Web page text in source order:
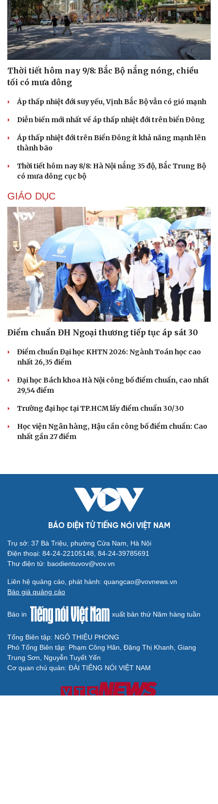
Cải chính
Thời tiết hôm nay 9/8: Bắc Bộ nắng nóng, chiều
tối có mưa dông
Áp thấp nhiệt đới suy yếu, Vịnh Bắc Bộ vẫn có gió mạnh
Diễn biến mới nhất về áp thấp nhiệt đới trên biển Đông
Áp thấp nhiệt đới trên Biển Đông ít khả năng mạnh lên
thành bão
Thời tiết hôm nay 8/8: Hà Nội nắng 35 độ, Bắc Trung Bộ
có mưa dông cục bộ
GIÁO DỤC
Điểm chuẩn ĐH Ngoại thương tiếp tục áp sát 30
Điểm chuẩn Đại học KHTN 2026: Ngành Toán học cao
nhất 26,35 điểm
Đại học Bách khoa Hà Nội công bố điểm chuẩn, cao nhất
29,54 điểm
Trường đại học tại TP.HCM lấy điểm chuẩn 30/30
Học viện Ngân hàng, Hậu cần công bố điểm chuẩn: Cao
nhất gần 27 điểm
BÁO ĐIỆN TỬ TIẾNG NÓI VIỆT NAM
Trụ sở: 37 Bà Triệu, phường Cửa Nam, Hà Nội
Điện thoại: 84-24-22105148, 84-24-39785691
Thư điện tử: baodientuvov@vov.vn
Liên hệ quảng cáo, phát hành: quangcao@vovnews.vn
Báo giá quảng cáo
Báo in xuất bản thứ Năm hàng tuần
Tổng Biên tập: NGÔ THIỆU PHONG
Phó Tổng Biên tập: Phạm Công Hân, Đặng Thị Khanh, Giang
Trung Sơn, Nguyễn Tuyết Yến
Cơ quan chủ quản: ĐÀI TIẾNG NÓI VIỆT NAM